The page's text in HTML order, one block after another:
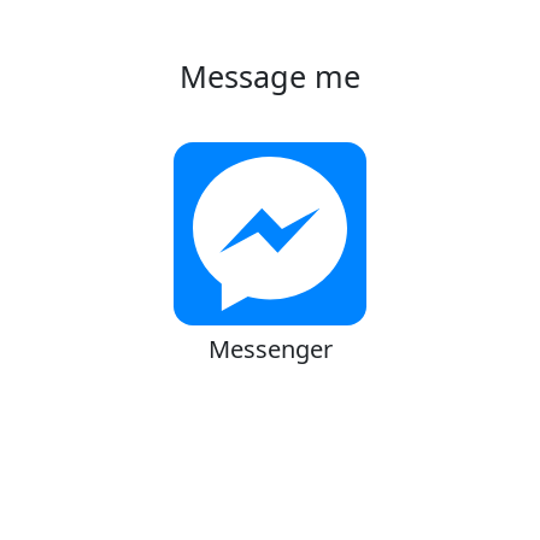
Message me
Messenger